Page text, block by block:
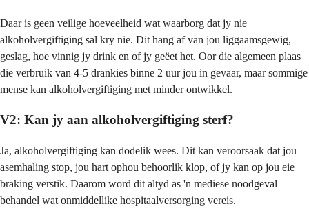
Daar is geen veilige hoeveelheid wat waarborg dat jy nie
alkoholvergiftiging sal kry nie. Dit hang af van jou liggaamsgewig,
geslag, hoe vinnig jy drink en of jy geëet het. Oor die algemeen plaas
die verbruik van 4-5 drankies binne 2 uur jou in gevaar, maar sommige
mense kan alkoholvergiftiging met minder ontwikkel.
V2: Kan jy aan alkoholvergiftiging sterf?
Ja, alkoholvergiftiging kan dodelik wees. Dit kan veroorsaak dat jou
asemhaling stop, jou hart ophou behoorlik klop, of jy kan op jou eie
braking verstik. Daarom word dit altyd as 'n mediese noodgeval
behandel wat onmiddellike hospitaalversorging vereis.